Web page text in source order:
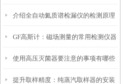
作方法
介绍全自动氦质谱检漏仪的检测原理
GF高斯计：磁场测量的常用检测仪器
使用高压灭菌器要注意的事项有哪些
提升取样精度：纯蒸汽取样器的安装